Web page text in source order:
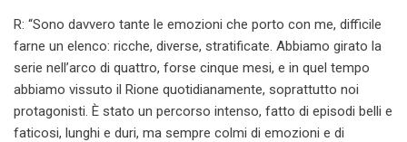
R: “Sono davvero tante le emozioni che porto con me, difficile
farne un elenco: ricche, diverse, stratificate. Abbiamo girato la
serie nell’arco di quattro, forse cinque mesi, e in quel tempo
abbiamo vissuto il Rione quotidianamente, soprattutto noi
protagonisti. È stato un percorso intenso, fatto di episodi belli e
faticosi, lunghi e duri, ma sempre colmi di emozioni e di